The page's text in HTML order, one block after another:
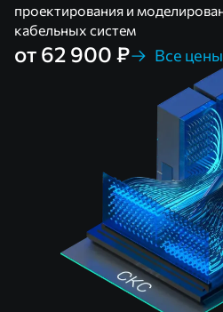
проектирования и
кабельных систем
от 62 900 ₽ Все цены